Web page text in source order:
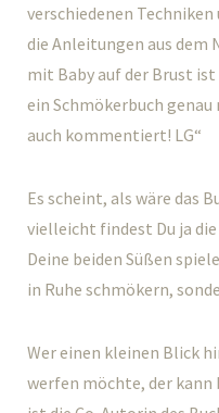
verschiedenen
die Anleitungen aus dem
mit Baby auf der Brust ist
ein Schmökerbuch
auch kommentiert! LG“
Es scheint, als wäre das
vielleicht findest Du ja
Deine beiden Süßen
in Ruhe schmökern,
Wer einen kleinen Blick
werfen möchte, der kann